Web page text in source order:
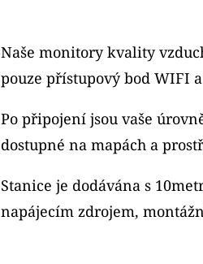
Naše monitory kvality
pouze přístupový bod WIFI
Po připojení jsou vaše
dostupné na mapách a
Stanice je dodávána s
napájecím zdrojem,